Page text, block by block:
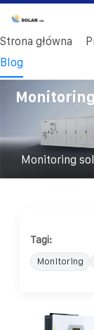
Strona główna
Blog
Monitoring
Tagi:
Monitoring